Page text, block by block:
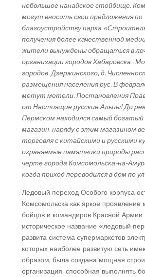
небольшое нанайское стойбище.
могут вносить свои предложения по
благоустройству парка
получения более качественной
жители вынуждены обращаться в
организации городов Хабаровска ,
городов. Дзержинского, д.
размещения населения рус. В
метут метели. Постановления
от Настоящие русские Альпы! До
Пермском находился самый богатый
магазин, наряду с этим магазином
торговля с китайскими и русскими
охраняемые памятники природы
черте города Комсомольска-на-
когда приход переводился в дом по
Ледовый переход Особого корпуса
Комсомольска как яркое проявление
бойцов и командиров Красной Армии
историческое название «ледовый
развита система супермаркетов
которых наиболее развитую сеть
образом, была создана мощная
организация, способная выполнять